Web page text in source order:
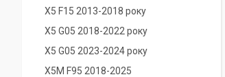
X5 F15 2013-2018 року
X5 G05 2018-2022 року
X5 G05 2023-2024 року
X5M F95 2018-2025